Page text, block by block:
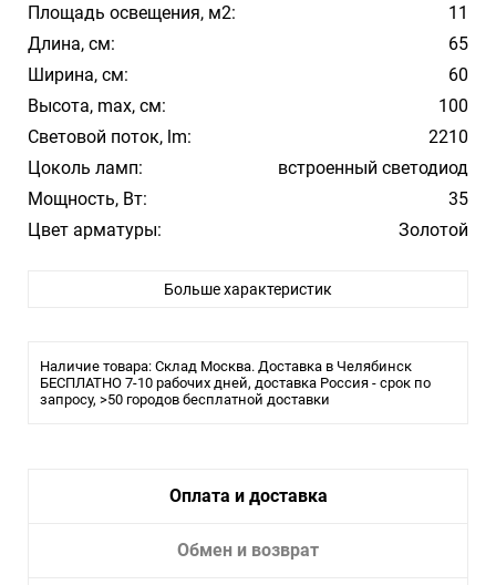
Площадь освещения, м2:
11
Длина, см:
65
Ширина, см:
60
Высота, max, см:
100
Световой поток, lm:
2210
Цоколь ламп:
встроенный светодиод
Мощность, Вт:
35
Цвет арматуры:
Золотой
Материал плафона/абажура:
Влагозащита:
Подвесной светильник
Больше характеристик
Наличие товара: Склад Москва. Доставка в Челябинск
БЕСПЛАТНО 7-10 рабочих дней, доставка Россия - срок по
запросу, >50 городов бесплатной доставки
Оплата и доставка
Обмен и возврат